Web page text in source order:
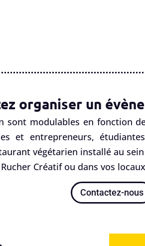
organiser un
sont modulables en fonction
et entrepreneurs,
végétarien installé au
Créatif ou dans vos
Contactez-nous